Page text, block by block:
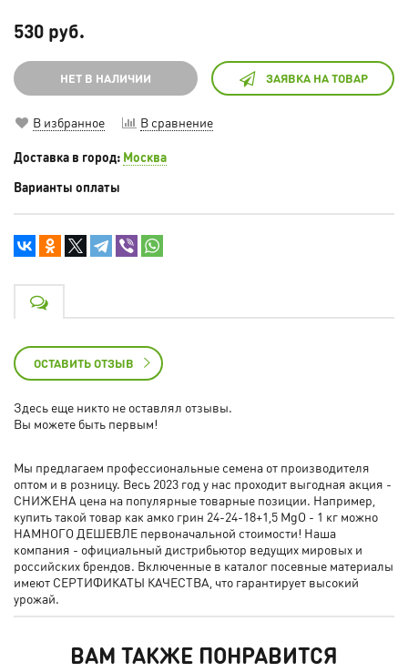
530 руб.
НЕТ В НАЛИЧИИ ЗАЯВКА НА ТОВАР
В избранное В сравнение
Доставка в город: Москва
Варианты оплаты
ОСТАВИТЬ ОТЗЫВ
Здесь еще никто не оставлял отзывы.
Вы можете быть первым!
Мы предлагаем профессиональные семена от производителя
оптом и в розницу. Весь 2023 год у нас проходит выгодная акция -
СНИЖЕНА цена на популярные товарные позиции. Например,
купить такой товар как амко грин 24-24-18+1,5 MgO - 1 кг можно
НАМНОГО ДЕШЕВЛЕ первоначальной стоимости! Наша
компания - официальный дистрибьютор ведущих мировых и
российских брендов. Включенные в каталог посевные материалы
имеют СЕРТИФИКАТЫ КАЧЕСТВА, что гарантирует высокий
урожай.
ВАМ ТАКЖЕ ПОНРАВИТСЯ